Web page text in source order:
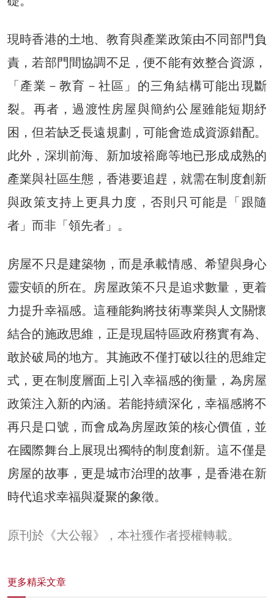
現時香港的土地、教育與產業政策由不同部門負
責，若部門間協調不足，便不能有效整合資源，
「產業－教育－社區」的三角結構可能出現斷
裂。再者，過渡性房屋與簡約公屋雖能短期紓
困，但若缺乏長遠規劃，可能會造成資源錯配。
此外，深圳前海、新加坡裕廊等地已形成成熟的
產業與社區生態，香港要追趕，就需在制度創新
與政策支持上更具力度，否則只可能是「跟隨
者」而非「領先者」。
房屋不只是建築物，而是承載情感、希望與身心
靈安頓的所在。房屋政策不只是追求數量，更着
力提升幸福感。這種能夠將技術專業與人文關懷
結合的施政思維，正是現屆特區政府務實有為、
敢於破局的地方。其施政不僅打破以往的思維定
式，更在制度層面上引入幸福感的衡量，為房屋
政策注入新的內涵。若能持續深化，幸福感將不
再只是口號，而會成為房屋政策的核心價值，並
在國際舞台上展現出獨特的制度創新。這不僅是
房屋的故事，更是城市治理的故事，是香港在新
時代追求幸福與凝聚的象徵。
原刊於《大公報》，本社獲作者授權轉載。
更多精采文章